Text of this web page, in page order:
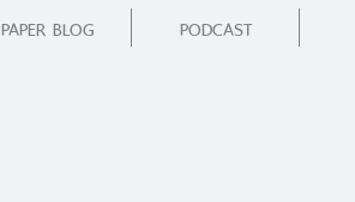
PAPER BLOG PODCAST